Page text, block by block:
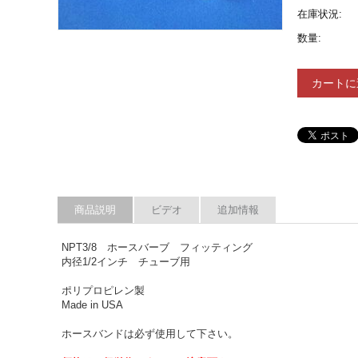
在庫状況:
数量:
カート
商品説明 ビデオ 追加情報
NPT3/8 ホースバーブ フィッティング
内径1/2インチ チューブ用
ポリプロピレン製
Made in USA
ホースバンドは必ず使用して下さい。